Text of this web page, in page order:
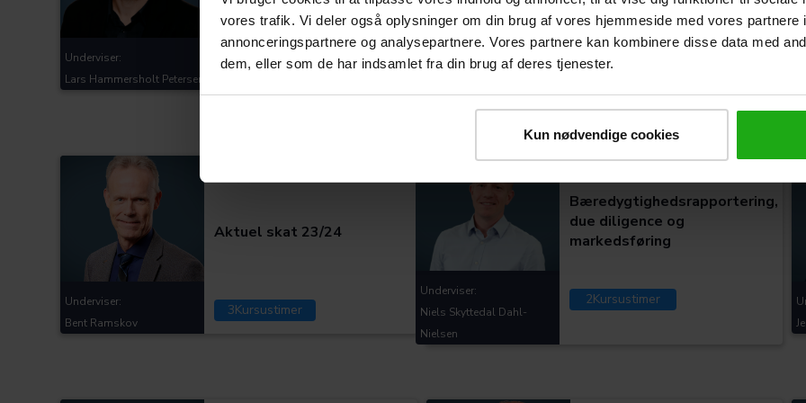
vores trafik. Vi deler også oplysninger om din brug af vores hjemmeside med vores partnere
annonceringspartnere og analysepartnere. Vores partnere kan kombinere disse data med
dem, eller som de har indsamlet fra din brug af deres tjenester.
Kun nødvendige cookies
0Kursustimer
Underviser:
Lars Hammersholt Petersen
2Kursustimer
Underviser:
Aktuel skat 23/24
3Kursustimer
Underviser:
Bent Ramskov
Bæredygtighedsrapportering,
due diligence og
markedsføring
2Kursustimer
Underviser:
Niels Skyttedal Dahl-
Nielsen